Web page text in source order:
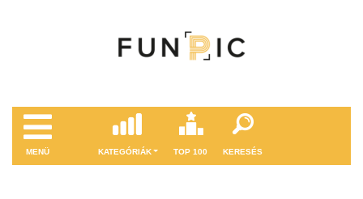
MENÜ KATEGÓRIÁK TOP 100 KERESÉS